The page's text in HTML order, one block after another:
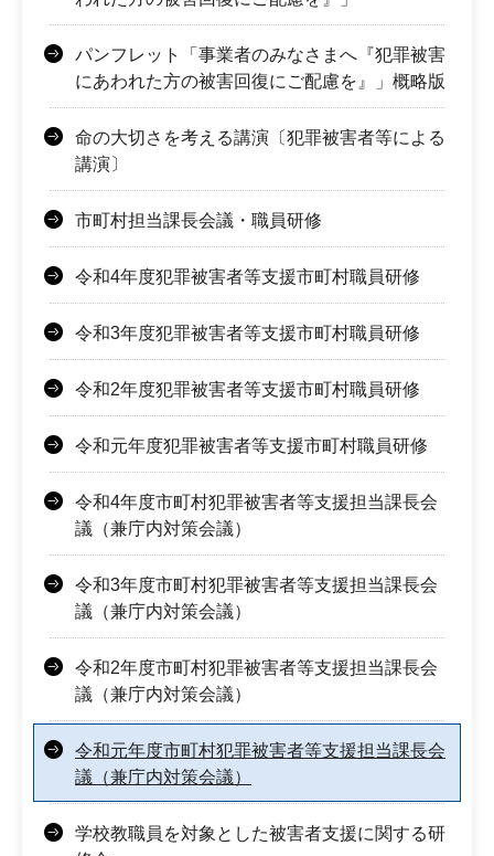
パンフレット「事業者のみなさまへ『犯罪被害
にあわれた方の被害回復にご配慮を』」概略版
命の大切さを考える講演〔犯罪被害者等による
講演〕
市町村担当課長会議・職員研修
令和4年度犯罪被害者等支援市町村職員研修
令和3年度犯罪被害者等支援市町村職員研修
令和2年度犯罪被害者等支援市町村職員研修
令和元年度犯罪被害者等支援市町村職員研修
令和4年度市町村犯罪被害者等支援担当課長会
議（兼庁内対策会議）
令和3年度市町村犯罪被害者等支援担当課長会
議（兼庁内対策会議）
令和2年度市町村犯罪被害者等支援担当課長会
議（兼庁内対策会議）
令和元年度市町村犯罪被害者等支援担当課長会
議（兼庁内対策会議）
学校教職員を対象とした被害者支援に関する研